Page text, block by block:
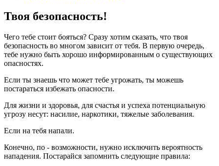
Твоя безопасность!
Чего тебе стоит бояться? Сразу хотим сказать, что твоя
безопасность во многом зависит от тебя. В первую очередь,
тебе нужно быть хорошо информированным о существующих
опасностях.
Если ты знаешь что может тебе угрожать, ты можешь
постараться избежать опасности.
Для жизни и здоровья, для счастья и успеха потенциальную
угрозу несут: насилие, наркотики, тяжелые заболевания.
Если на тебя напали.
Конечно, по - возможности, нужно исключить вероятность
нападения. Постарайся запомнить следующие правила: